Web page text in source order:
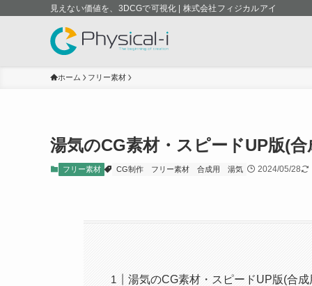
見えない価値を、3DCGで可視化 | 株式会社フィジカルアイ
ホーム フリー素材
湯気のCG素材・スピードUP版(合
フリー素材 CG制作 フリー素材 合成用 湯気 2024/05/28
湯気のCG素材・スピードUP版(合成